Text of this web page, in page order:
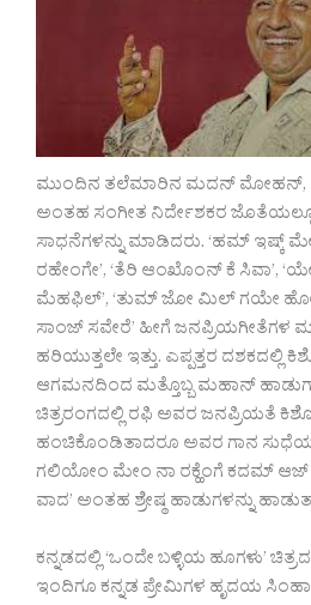
ಮುಂದಿನ ತಲೆಮಾರಿನ ಮದನ್ ಮೋಹನ್,
ಅಂತಹ ಸಂಗೀತ ನಿರ್ದೇಶಕರ
ಸಾಧನೆಗಳನ್ನು ಮಾಡಿದರು. ‘ಹಮ್ ಇಷ್ಕ್
ರಹೇಂಗೇ’, ‘ತೆರಿ ಆಂಖೊಂನ್ ಕೆ ಸಿವಾ’,
ಮೆಹಫಿಲ್’, ‘ತುಮ್ ಜೋ ಮಿಲ್ ಗಯೇ ಹೋ’,
ಸಾಂಜ್ ಸವೇರೆ’ ಹೀಗೆ ಜನಪ್ರಿಯಗೀತೆಗಳ
ಹರಿಯುತ್ತಲೇ ಇತ್ತು. ಎಪ್ಪತ್ತರ
ಆಗಮನದಿಂದ ಮತ್ತೊಬ್ಬ ಮಹಾನ್
ಚಿತ್ರರಂಗದಲ್ಲಿ ರಫಿ ಅವರ ಜನಪ್ರಿಯತೆ
ಹಂಚಿಕೊಂಡಿತಾದರೂ ಅವರ ಗಾನ ಸುಧೆಯ
ಗಲಿಯೋಂ ಮೇಂ ನಾ ರಕ್ಹೆಂಗೆ ಕದಮ್ ಆಜ್ ಕೆ
ವಾದ’ ಅಂತಹ ಶ್ರೇಷ್ಠ ಹಾಡುಗಳನ್ನು
ಕನ್ನಡದಲ್ಲಿ ‘ಒಂದೇ ಬಳ್ಳಿಯ ಹೂಗಳು’
ಇಂದಿಗೂ ಕನ್ನಡ ಪ್ರೇಮಿಗಳ ಹೃದಯ